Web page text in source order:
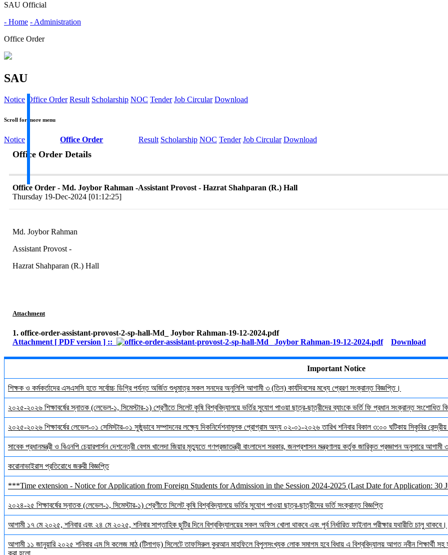
SAU Official
- Home - Administration
Office Order
SAU
Notice Office Order Result Scholarship NOC Tender Job Circular Download
Scroll for more menu
Notice Office Order Result Scholarship NOC Tender Job Circular Download
Office Order Details
Office Order - Md. Joybor Rahman -Assistant Provost - Hazrat Shahparan (R.) Hall
Thursday 19-Dec-2024 [01:12:25]
Md. Joybor Rahman
Assistant Provost -
Hazrat Shahparan (R.) Hall
Attachment
1. office-order-assistant-provost-2-sp-hall-Md_ Joybor Rahman-19-12-2024.pdf
Attachment [ PDF version ] ::
Download
Important Notice
শিক্ষক ও কর্মকর্তাদের এসএসসি হতে সর্বোচ্চ ডিগ্রি পর্যন্ত অর্জিত শুধুমাত্র সকল সনদের অনুলিপি আগামী ৩ (তিন) কার্যদিবসের মধ্যে প্রেরণ সংক্রান্ত বিজ্ঞপ্তি।
২০২৫-২০২৬ শিক্ষাবর্ষের স্নাতক (লেভেল-১, সিমেস্টার-১) শ্রেণীতে সিলেট কৃষি বিশ্ববিদ্যালয়ে ভর্তির সুযোগ পাওয়া ছাত্র-ছাত্রীদের ব্যাংকে ভর্তি ফি প্রধান সংক্রান্ত সংশোধিত
২০২৫-২০২৬ শিক্ষাবর্ষের লেভেল-০১ সেমিস্টার-০১ সুষ্ঠুভাবে সম্পাদনের লক্ষ্যে দিকনির্দেশনামূলক প্রোগ্রাম অদ্য ০২-০১-২০২৬ তারিখ শনিবার বিকাল ৩:০০ ঘটিকায় সিকৃবির
সাবেক প্রধানমন্ত্রী ও বিএনপি চেয়ারপার্সন দেশনেত্রী বেগম খালেদা জিয়ার মৃত্যুতে গণপ্রজাতন্ত্রী বাংলাদেশ সরকার, জনপ্রশাসন মন্ত্রণালয় কর্তৃক জারিকৃত প্রজ্ঞাপন অনুসারে
করোনাভাইরাস প্রতিরোধে জরুরী বিজ্ঞপ্তি
***Time extension - Notice for Application from Foreign Students for Admission in the Session 2024-2025 (Last Date for Application: 30
২০২৪-২৫ শিক্ষাবর্ষের স্নাতক (লেভেল-১, সিমেস্টার-১) শ্রেণীতে সিলেট কৃষি বিশ্ববিদ্যালয়ে ভর্তির সুযোগ পাওয়া ছাত্র-ছাত্রীদের ভর্তি সংক্রান্ত বিজ্ঞপ্তি
আগামী ১৭ মে ২০২৫, শনিবার এবং ২৪ মে ২০২৫, শনিবার সাপ্তাহিক ছুটির দিনে বিশ্ববিদ্যালয়ের সকল অফিস খোলা থাকবে এবং পূর্ব নির্ধারিত ফাইনাল পরীক্ষার যথারীতি চালু থাকবে।
আগামী ১১ জানুয়ারি ২০২৫ শনিবার এম সি কলেজ মাঠ (টিলাগড়) সিলেটে তাফসিরুল কুরআন মাহফিলে বিপুলসংখ্যক লোক সমাগম হবে বিধায় এ বিশ্ববিদ্যালয় আগত নবীন শিক্ষার্থী সহ